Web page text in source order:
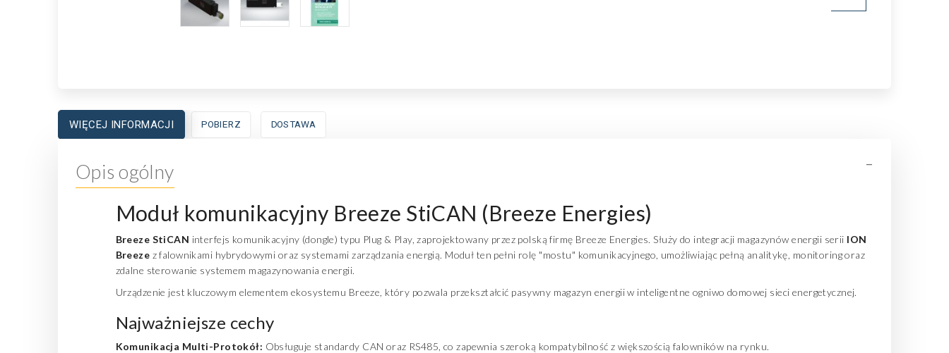
WIĘCEJ INFORMACJI POBIERZ DOSTAWA
Opis ogólny -
Moduł komunikacyjny Breeze StiCAN (Breeze Energies)
Breeze StiCAN interfejs komunikacyjny (dongle) typu Plug & Play, zaprojektowany przez polską firmę Breeze Energies. Służy do integracji magazynów energii serii ION
Breeze z falownikami hybrydowymi oraz systemami zarządzania energią. Moduł ten pełni rolę "mostu" komunikacyjnego, umożliwiając pełną analitykę, monitoring oraz
zdalne sterowanie systemem magazynowania energii.
Urządzenie jest kluczowym elementem ekosystemu Breeze, który pozwala przekształcić pasywny magazyn energii w inteligentne ogniwo domowej sieci energetycznej.
Najważniejsze cechy
Komunikacja Multi-Protokół: Obsługuje standardy CAN oraz RS485, co zapewnia szeroką kompatybilność z większością falowników na rynku.